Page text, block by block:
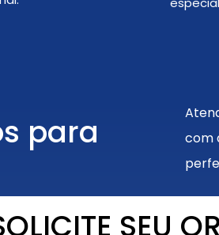
para
com
SEU